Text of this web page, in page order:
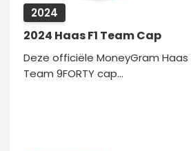
2024
2024 Haas F1 Team Cap
Deze officiële MoneyGram Haas
Team 9FORTY cap...